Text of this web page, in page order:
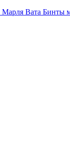
Марля Вата Бинты